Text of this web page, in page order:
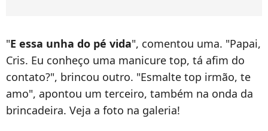
"E essa unha do pé vida", comentou uma. "Papai,
Cris. Eu conheço uma manicure top, tá afim do
contato?", brincou outro. "Esmalte top irmão, te
amo", apontou um terceiro, também na onda da
brincadeira. Veja a foto na galeria!